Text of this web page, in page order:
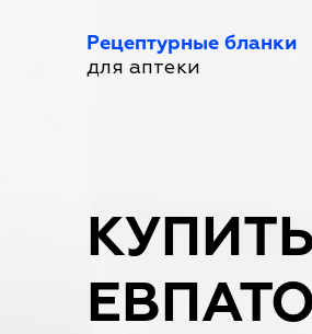
Рецептурные бланки
для аптеки